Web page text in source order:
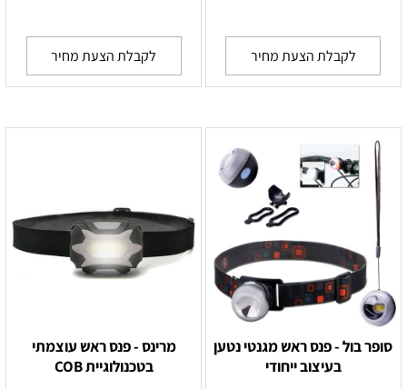
לקבלת הצעת מחיר לקבלת הצעת מחיר
סופר בול - פנס ראש מגנטי נטען
בעיצוב ייחודי
מרינס - פנס ראש עוצמתי
בטכנולוגיית COB